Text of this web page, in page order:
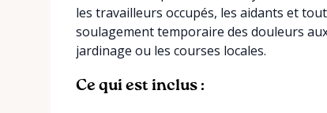
les travailleurs occupés, les aidants et
soulagement temporaire des douleurs
jardinage ou les courses locales.
Ce qui est inclus :